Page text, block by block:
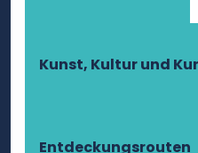
Kunst, Kultur und
Entdeckungsrouten